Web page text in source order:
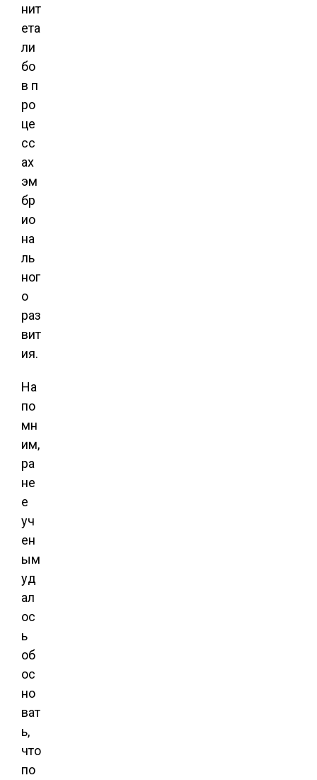
нит
ета
ли
бо
в п
ро
це
сс
ах
эм
бр
ио
на
ль
ног
о
раз
вит
ия.
На
по
мн
им,
ра
не
е
уч
ен
ым
уд
ал
ос
ь
об
ос
но
ват
ь,
что
по